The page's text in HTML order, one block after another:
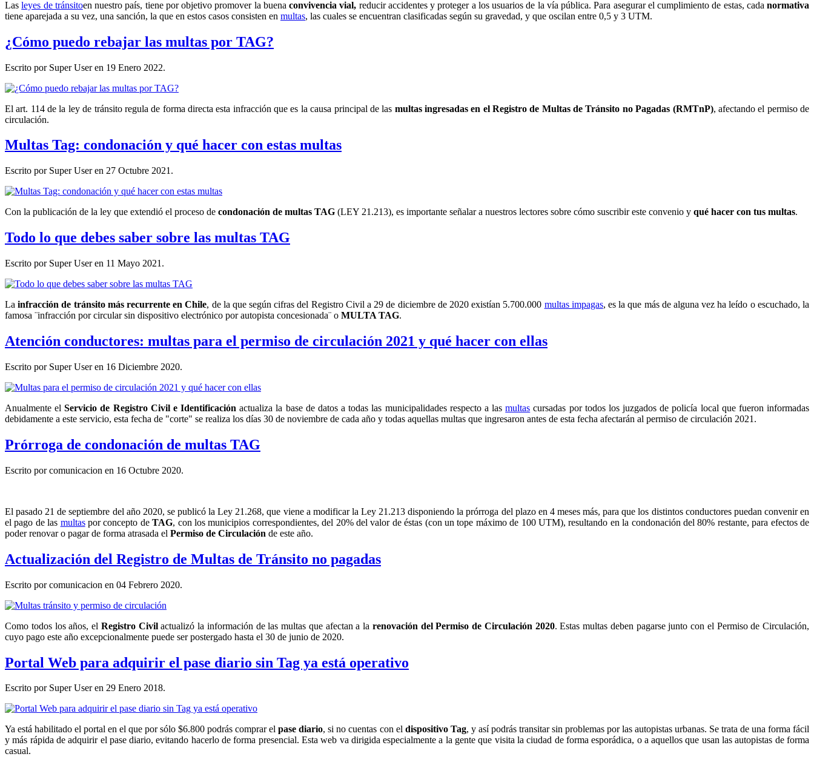
Lasleyes de tránsitoen nuestro país, tiene por objetivo promover la buena convivencia vial, reducir accidentes y proteger a los usuarios de la vía pública. Para asegurar el cumplimiento de estas, cada normativa
tiene aparejada a su vez, una sanción, la que en estos casos consisten en multas, las cuales se encuentran clasificadas según su gravedad, y que oscilan entre 0,5 y 3 UTM.
¿Cómo puedo rebajar las multas por TAG?
Escrito por Super User en 19 Enero 2022.
El art. 114 de la ley de tránsito regula de forma directa esta infracción que es la causa principal de las multas ingresadas en el Registro de Multas de Tránsito no Pagadas (RMTnP), afectando el permiso de
circulación.
Multas Tag: condonación y qué hacer con estas multas
Escrito por Super User en 27 Octubre 2021 .
Con la publicación de la ley que extendió el proceso de condonación de multas TAG (LEY 21.213), es importante señalar a nuestros lectores sobre cómo suscribir este convenio y qué hacer con tus multas.
Todo lo que debes saber sobre las multas TAG
Escrito por Super User en 11 Mayo 2021 .
Lainfracción de tránsito más recurrente en Chile, de la que según cifras del Registro Civil a 29 de diciembre de 2020 existían 5.700.000 multas impagas, es la que más de alguna vez ha leído o escuchado, la
famosa ¨infracción por circular sin dispositivo electrónico por autopista concesionada¨ o MULTA TAG.
Atención conductores: multas para el permiso de circulación 2021 y qué hacer con ellas
Escrito por Super User en 16 Diciembre 2020.
Anualmente elServicio de Registro Civil e Identificación actualiza la base de datos a todas las municipalidades respecto a lasmultas cursadas por todos los juzgados de policía local que fueron informadas
debidamente a este servicio, esta fecha de "corte" se realiza los días 30 de noviembre de cada año y todas aquellas multas que ingresaron antes de esta fecha afectarán al permiso de circulación 2021.
Prórroga de condonación de multas TAG
Escrito por comunicacion en 16 Octubre 2020.
El pasado 21 de septiembre del año 2020, se publicó la Ley 21.268, que viene a modificar la Ley 21.213 disponiendo la prórroga del plazo en 4 meses más, para que los distintos conductores puedan convenir en
el pago de las multaspor concepto deTAG, con los municipios correspondientes, del 20% del valor de éstas (con un tope máximo de 100 UTM), resultando en la condonación del 80% restante, para efectos de
poder renovar o pagar de forma atrasada el Permiso de Circulación de este año.
Actualización del Registro de Multas de Tránsito no pagadas
Escrito por comunicacion en 04 Febrero 2020.
Como todos los años, el Registro Civilactualizó la información de las multas que afectan a la renovación del Permiso de Circulación 2020. Estas multas deben pagarse junto con el Permiso de Circulación,
cuyo pago este año excepcionalmente puede ser postergado hasta el 30 de junio de 2020.
Portal Web para adquirir el pase diario sin Tag ya está operativo
Escrito por Super User en 29 Enero 2018.
Ya está habilitado el portal en el que por sólo $6.800 podrás comprar elpase diario, si no cuentas con el dispositivo Tag, y así podrás transitar sin problemas por las autopistas urbanas. Se trata de una forma fácil
y más rápida de adquirir el pase diario, evitando hacerlo de forma presencial. Esta web va dirigida especialmente a la gente que visita la ciudad de forma esporádica, o a aquellos que usan las autopistas de forma
casual.